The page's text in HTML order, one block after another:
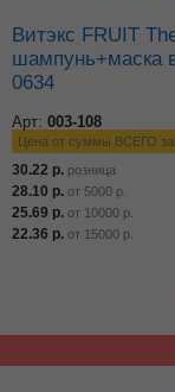
Витэкс FRUIT Therapy саше Возраждающий
шампунь+маска
0634
Арт: 003-108
Цена от суммы ВСЕГО
30.22 р. розница
28.10 р. от 5000 р.
25.69 р. от 10000 р.
22.36 р. от 15000 р.